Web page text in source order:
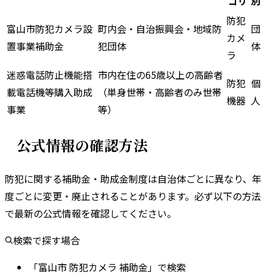
富山市防犯カメラ設
置事業補助金
町内会・自治振興会・地域防
犯団体
防犯
カメ
ラ
団
体
迷惑電話防止機能搭
載電話機等購入助成
事業
市内在住の65歳以上の高齢者
（単身世帯・高齢者のみ世帯
等）
防犯
機器
個
人
公式情報の確認方法
防犯に関する補助金・助成金制度は自治体ごとに異なり、年
度ごとに変更・廃止されることがあります。 必ず以下の方法
で最新の公式情報を確認してください。
検索で探す場合
「富山市 防犯カメラ 補助金」で検索